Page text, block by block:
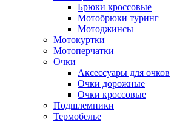
Брюки кроссовые
Мотобрюки туринг
Мотоджинсы
Мотокуртки
Мотоперчатки
Очки
Аксессуары для очков
Очки дорожные
Очки кроссовые
Подшлемники
Термобелье